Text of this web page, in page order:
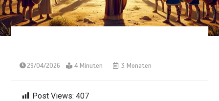
29/04/2026 4 Minuten 3 Monaten
Post Views: 407